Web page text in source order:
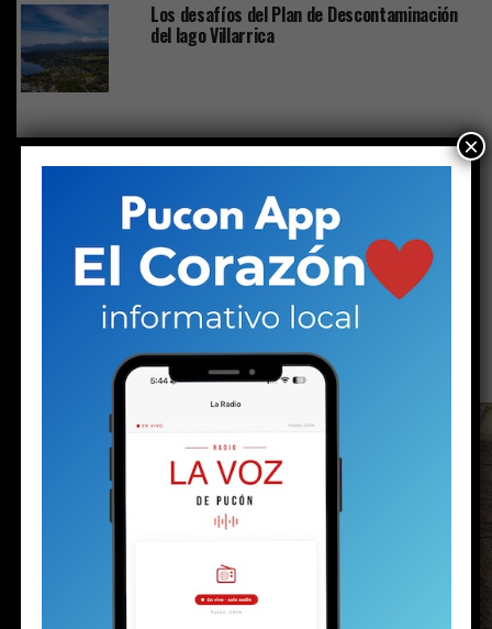
Los desafíos del Plan de Descontaminación
del lago Villarrica
CGE activa plan de acción preventivo
ante sistema frontal que afectará a
la región de La Araucanía
5 días atrás
Agosto 2, 2026
×